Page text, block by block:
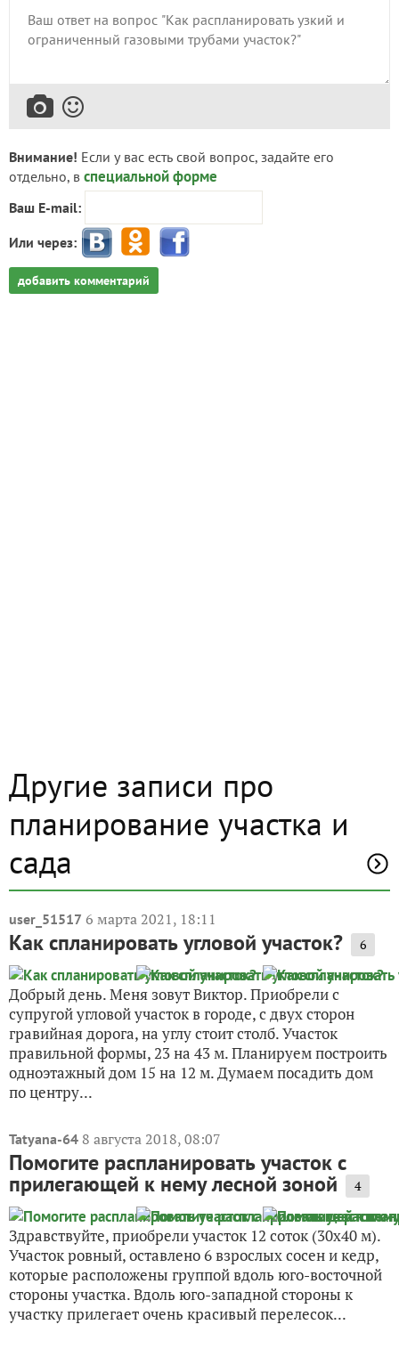
Внимание! Если у вас есть свой вопрос, задайте его
отдельно, в специальной форме
Ваш E-mail:
Или через:
добавить комментарий
Другие записи про
планирование участка и
сада
user_51517 6 марта 2021, 18:11
Как спланировать угловой участок? 6
Добрый день. Меня зовут Виктор. Приобрели с
супругой угловой участок в городе, с двух сторон
гравийная дорога, на углу стоит столб. Участок
правильной формы, 23 на 43 м. Планируем построить
одноэтажный дом 15 на 12 м. Думаем посадить дом
по центру...
Tatyana-64 8 августа 2018, 08:07
Помогите распланировать участок с
прилегающей к нему лесной зоной 4
Здравствуйте, приобрели участок 12 соток (30х40 м).
Участок ровный, оставлено 6 взрослых сосен и кедр,
которые расположены группой вдоль юго-восточной
стороны участка. Вдоль юго-западной стороны к
участку прилегает очень красивый перелесок...